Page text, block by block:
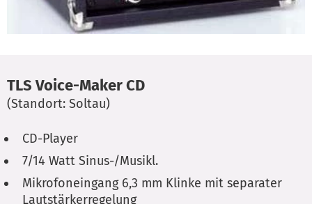
TLS Voice-Maker CD
(Standort: Soltau)
CD-Player
7/14 Watt Sinus-/Musikl.
Mikrofoneingang 6,3 mm Klinke mit separater
Lautstärkerregelung